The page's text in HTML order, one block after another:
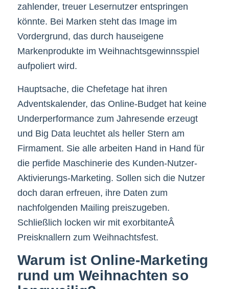
zahlender, treuer Lesernutzer entspringen
könnte. Bei Marken steht das Image im
Vordergrund, das durch hauseigene
Markenprodukte im Weihnachtsgewinnsspiel
aufpoliert wird.
Hauptsache, die Chefetage hat ihren
Adventskalender, das Online-Budget hat keine
Underperformance zum Jahresende erzeugt
und Big Data leuchtet als heller Stern am
Firmament. Sie alle arbeiten Hand in Hand für
die perfide Maschinerie des Kunden-Nutzer-
Aktivierungs-Marketing. Sollen sich die Nutzer
doch daran erfreuen, ihre Daten zum
nachfolgenden Mailing preiszugeben.
Schließlich locken wir mit exorbitanteÂ
Preisknallern zum Weihnachtsfest.
Warum ist Online-Marketing
rund um Weihnachten so